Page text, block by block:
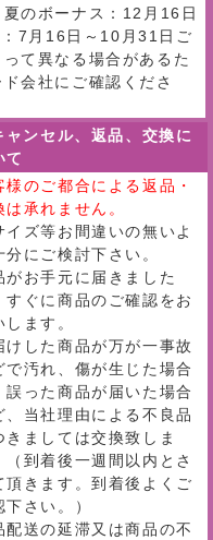
のボーナス：12月16日
7月16日～10月31日ご
て異なる場合があるた
会社にご確認くださ
ャンセル、返品、交換に
て
様のご都合による返品・
は承れません。
ズ等お間違いの無いよ
分にご検討下さい。
がお手元に届きました
すぐに商品のご確認をお
します。
けした商品が万が一事故
で汚れ、傷が生じた場合
誤った商品が届いた場合
、当社理由による不良品
きましては交換致しま
（到着後一週間以内とさ
頂きます。到着後よくご
下さい。）
配送の延滞又は商品の不